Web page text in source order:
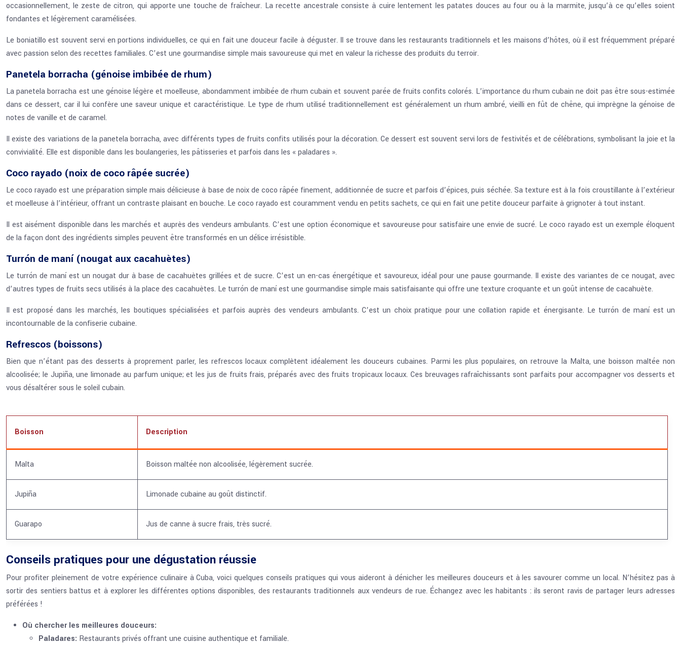
occasionnellement, le zeste de citron, qui apporte une touche de fraîcheur. La recette ancestrale consiste à cuire lentement les patates douces au four ou à la marmite, jusqu’à ce qu’elles soient
fondantes et légèrement caramélisées.
Le boniatillo est souvent servi en portions individuelles, ce qui en fait une douceur facile à déguster. Il se trouve dans les restaurants traditionnels et les maisons d’hôtes, où il est fréquemment préparé
avec passion selon des recettes familiales. C’est une gourmandise simple mais savoureuse qui met en valeur la richesse des produits du terroir.
Panetela borracha (génoise imbibée de rhum)
La panetela borracha est une génoise légère et moelleuse, abondamment imbibée de rhum cubain et souvent parée de fruits confits colorés. L’importance du rhum cubain ne doit pas être sous-estimée
dans ce dessert, car il lui confère une saveur unique et caractéristique. Le type de rhum utilisé traditionnellement est généralement un rhum ambré, vieilli en fût de chêne, qui imprègne la génoise de
notes de vanille et de caramel.
Il existe des variations de la panetela borracha, avec différents types de fruits confits utilisés pour la décoration. Ce dessert est souvent servi lors de festivités et de célébrations, symbolisant la joie et la
convivialité. Elle est disponible dans les boulangeries, les pâtisseries et parfois dans les « paladares ».
Coco rayado (noix de coco râpée sucrée)
Le coco rayado est une préparation simple mais délicieuse à base de noix de coco râpée finement, additionnée de sucre et parfois d’épices, puis séchée. Sa texture est à la fois croustillante à l’extérieur
et moelleuse à l’intérieur, offrant un contraste plaisant en bouche. Le coco rayado est couramment vendu en petits sachets, ce qui en fait une petite douceur parfaite à grignoter à tout instant.
Il est aisément disponible dans les marchés et auprès des vendeurs ambulants. C’est une option économique et savoureuse pour satisfaire une envie de sucré. Le coco rayado est un exemple éloquent
de la façon dont des ingrédients simples peuvent être transformés en un délice irrésistible.
Turrón de maní (nougat aux cacahuètes)
Le turrón de maní est un nougat dur à base de cacahuètes grillées et de sucre. C’est un en-cas énergétique et savoureux, idéal pour une pause gourmande. Il existe des variantes de ce nougat, avec
d’autres types de fruits secs utilisés à la place des cacahuètes. Le turrón de maní est une gourmandise simple mais satisfaisante qui offre une texture croquante et un goût intense de cacahuète.
Il est proposé dans les marchés, les boutiques spécialisées et parfois auprès des vendeurs ambulants. C’est un choix pratique pour une collation rapide et énergisante. Le turrón de maní est un
incontournable de la confiserie cubaine.
Refrescos (boissons)
Bien que n’étant pas des desserts à proprement parler, les refrescos locaux complètent idéalement les douceurs cubaines. Parmi les plus populaires, on retrouve la Malta, une boisson maltée non
alcoolisée; le Jupiña, une limonade au parfum unique; et les jus de fruits frais, préparés avec des fruits tropicaux locaux. Ces breuvages rafraîchissants sont parfaits pour accompagner vos desserts et
vous désaltérer sous le soleil cubain.
Boisson Description
Malta Boisson maltée non alcoolisée, légèrement sucrée.
Jupiña Limonade cubaine au goût distinctif.
Guarapo Jus de canne à sucre frais, très sucré.
Conseils pratiques pour une dégustation réussie
Pour profiter pleinement de votre expérience culinaire à Cuba, voici quelques conseils pratiques qui vous aideront à dénicher les meilleures douceurs et à les savourer comme un local. N’hésitez pas à
sortir des sentiers battus et à explorer les différentes options disponibles, des restaurants traditionnels aux vendeurs de rue. Échangez avec les habitants : ils seront ravis de partager leurs adresses
préférées !
Où chercher les meilleures douceurs:
Paladares: Restaurants privés offrant une cuisine authentique et familiale.